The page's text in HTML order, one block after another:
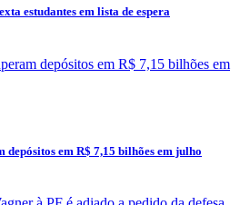
estudantes em lista de espera
depósitos em R$ 7,15 bilhões em julho